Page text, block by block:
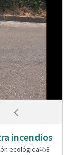
incendios
ecológica
3